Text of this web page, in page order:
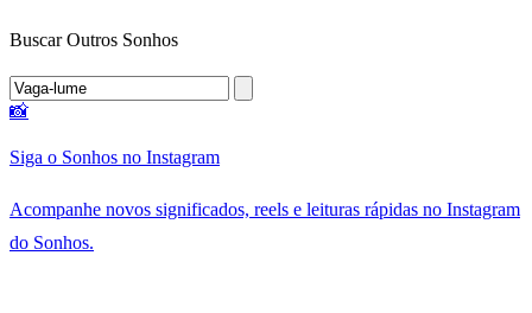
Buscar Outros Sonhos
📸
Siga o Sonhos no Instagram
Acompanhe novos significados, reels e leituras rápidas no Instagram
do Sonhos.